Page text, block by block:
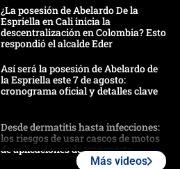
¿La posesión de Abelardo De la
Espriella en Cali inicia la
descentralización en Colombia? Esto
respondió el alcalde Eder
Así será la posesión de Abelardo de
la Espriella este 7 de agosto:
cronograma oficial y detalles clave
Desde dermatitis hasta infecciones:
los riesgos de usar cascos de motos
de aplicaciones de transporte
Más videos